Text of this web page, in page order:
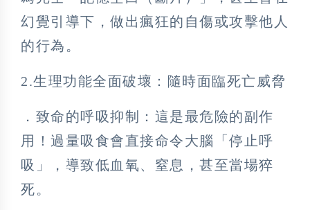
幻覺引導下，做出瘋狂的自傷或攻擊他人
的行為。
2.生理功能全面破壞：隨時面臨死亡威脅
．致命的呼吸抑制：這是最危險的副作
用！過量吸食會直接命令大腦「停止呼
吸」，導致低血氧、窒息，甚至當場猝
死。